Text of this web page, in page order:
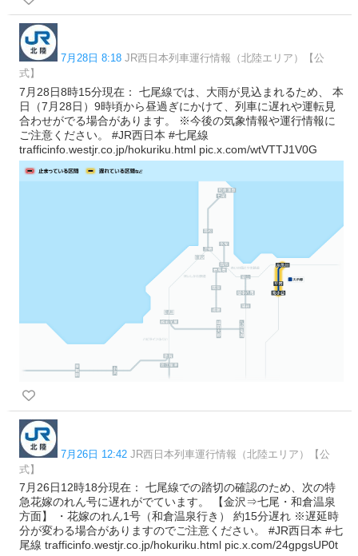
7月28日 8:18 JR西日本列車運行情報（北陸エリア）【公
式】
7月28日8時15分現在： 七尾線では、大雨が見込まれるため、 本
日（7月28日）9時頃から昼過ぎにかけて、列車に遅れや運転見
合わせがでる場合があります。 ※今後の気象情報や運行情報に
ご注意ください。 #JR西日本 #七尾線
trafficinfo.westjr.co.jp/hokuriku.html pic.x.com/wtVTTJ1V0G
7月26日 12:42 JR西日本列車運行情報（北陸エリア）【公
式】
7月26日12時18分現在： 七尾線での踏切の確認のため、次の特
急花嫁のれん号に遅れがでています。 【金沢⇒七尾・和倉温泉
方面】 ・花嫁のれん1号（和倉温泉行き） 約15分遅れ ※遅延時
分が変わる場合がありますのでご注意ください。 #JR西日本 #七
尾線 trafficinfo.westjr.co.jp/hokuriku.html pic.x.com/24gpgsUP0t